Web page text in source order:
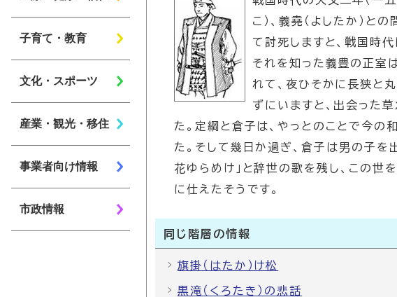
子育て・教育
文化・スポーツ
産業・観光・移住
事業者向け情報
市政情報
こ）、義堯（よしたか）と
て討死しますと、戦国時代
それを知った義豊の正室
れて、夜ひそかに長狭と
ずにいますと、出会った草
た。定綱と倉子は、やっとのことで今の
た。そして幾日か過ぎ、倉子は男の子を
花ゆらめけ」と辞世の歌を残し、この世
に仕えたそうです。
同じ階層の情報
旗掛（はたか）け松
黒滝（くろたき）の悲話